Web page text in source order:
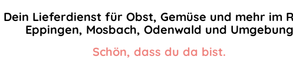
Dein Lieferdienst für Obst, Gemüse und mehr im
Eppingen, Mosbach, Odenwald und
Schön, dass du da bist.